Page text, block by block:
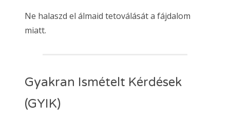
Ne halaszd el álmaid tetoválását a fájdalom
miatt.
Gyakran Ismételt Kérdések
(GYIK)